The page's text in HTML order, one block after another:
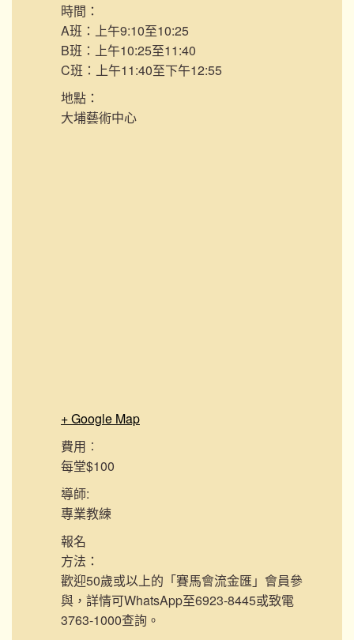
時間：
A班：上午9:10至10:25
B班：上午10:25至11:40
C班：上午11:40至下午12:55
地點：
大埔藝術中心
+ Google Map
費用︰
每堂$100
導師:
專業教練
報名
方法：
歡迎50歲或以上的「賽馬會流金匯」會員參
與，詳情可WhatsApp至6923-8445或致電
3763-1000查詢。